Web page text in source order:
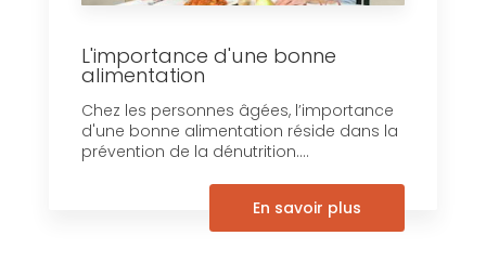
L'importance d'une bonne
alimentation
Chez les personnes âgées, l’importance
d'une bonne alimentation réside dans la
prévention de la dénutrition....
En savoir plus